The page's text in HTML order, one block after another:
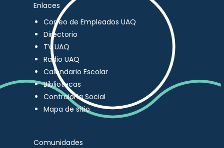
Enlaces
Correo de Empleados UAQ
Directorio
TV UAQ
Radio UAQ
Calendario Escolar
Bibliotecas
Contraloría Social
Mapa de sitio
Comunidades